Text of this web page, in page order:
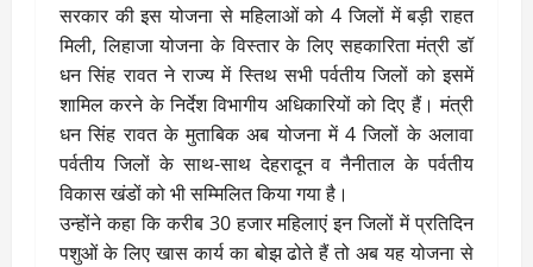
सरकार की इस योजना से महिलाओं को 4 जिलों में बड़ी राहत
मिली, लिहाजा योजना के विस्तार के लिए सहकारिता मंत्री डॉ
धन सिंह रावत ने राज्य में स्तिथ सभी पर्वतीय जिलों को इसमें
शामिल करने के निर्देश विभागीय अधिकारियों को दिए हैं। मंत्री
धन सिंह रावत के मुताबिक अब योजना में 4 जिलों के अलावा
पर्वतीय जिलों के साथ-साथ देहरादून व नैनीताल के पर्वतीय
विकास खंडों को भी सम्मिलित किया गया है।
उन्होंने कहा कि करीब 30 हजार महिलाएं इन जिलों में प्रतिदिन
पशुओं के लिए खास कार्य का बोझ ढोते हैं तो अब यह योजना से